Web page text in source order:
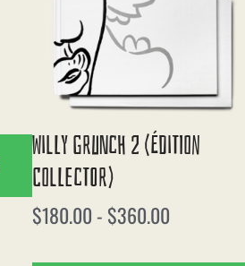
Willy Grunch 2 (édition
Collector)
$180.00 - $360.00